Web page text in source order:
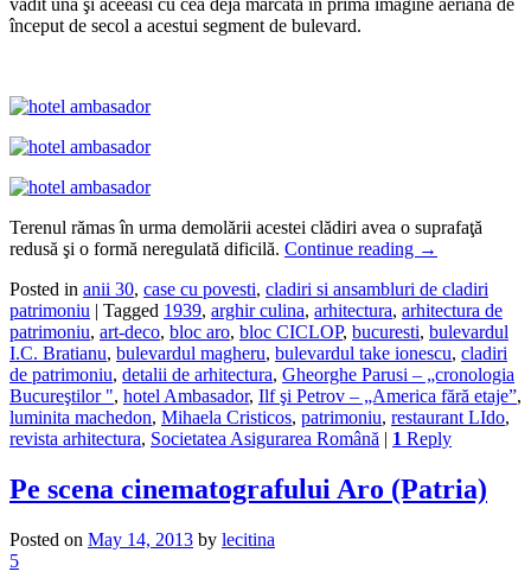
vădit una şi aceeasi cu cea deja marcată în prima imagine aeriană de
început de secol a acestui segment de bulevard.
Terenul rămas în urma demolării acestei clădiri avea o suprafaţă
redusă şi o formă neregulată dificilă. Continue reading →
Posted in anii 30, case cu povesti, cladiri si ansambluri de cladiri
patrimoniu | Tagged 1939, arghir culina, arhitectura, arhitectura de
patrimoniu, art-deco, bloc aro, bloc CICLOP, bucuresti, bulevardul
I.C. Bratianu, bulevardul magheru, bulevardul take ionescu, cladiri
de patrimoniu, detalii de arhitectura, Gheorghe Parusi – „cronologia
Bucureştilor ", hotel Ambasador, Ilf şi Petrov – „America fără etaje”,
luminita machedon, Mihaela Cristicos, patrimoniu, restaurant LIdo,
revista arhitectura, Societatea Asigurarea Română | 1 Reply
Pe scena cinematografului Aro (Patria)
Posted on May 14, 2013 by lecitina
5